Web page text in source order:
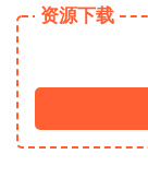
资源下载